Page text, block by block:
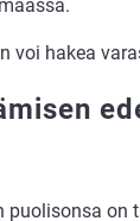
voi hakea
puolisonsa on